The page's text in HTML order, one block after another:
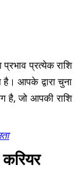
प्रत्येक राशि
आपके द्वारा चुना
है, जो आपकी राशि